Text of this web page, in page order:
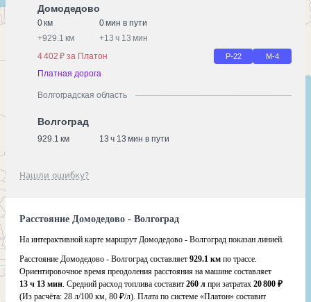
Домодедово
0 км
0 мин в пути
+929.1 км +13 ч 13 мин
4 402 ₽ за Платон
Р-22 М-4
Платная дорога
Волгоградская область
Волгоград
929.1 км 13 ч 13 мин в пути
Нашли ошибку?
Расстояние Домодедово - Волгоград
На интерактивной карте маршрут Домодедово - Волгоград показан линией.
Расстояние Домодедово - Волгоград составляет 929.1 км по трассе.
Ориентировочное время преодоления расстояния на машине составляет
13 ч 13 мин. Средний расход топлива составит 260 л при затратах 20 800 ₽
(Из расчёта: 28 л/100 км, 80 ₽/л). Плата по системе «Платон» составит